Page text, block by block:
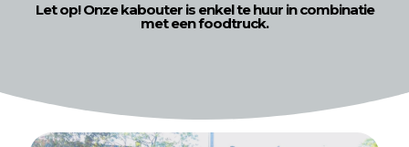
Let op! Onze kabouter is enkel te huur in combinatie
met een foodtruck.